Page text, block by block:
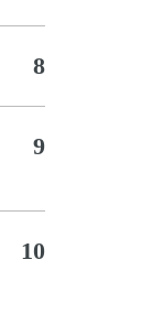
8
9
10